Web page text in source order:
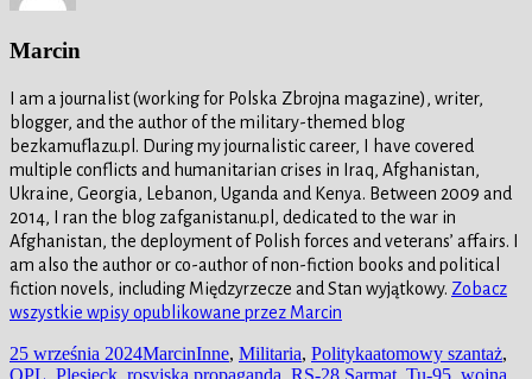
Marcin
I am a journalist (working for Polska Zbrojna magazine), writer,
blogger, and the author of the military-themed blog
bezkamuflazu.pl. During my journalistic career, I have covered
multiple conflicts and humanitarian crises in Iraq, Afghanistan,
Ukraine, Georgia, Lebanon, Uganda and Kenya. Between 2009 and
2014, I ran the blog zafganistanu.pl, dedicated to the war in
Afghanistan, the deployment of Polish forces and veterans’ affairs. I
am also the author or co-author of non-fiction books and political
fiction novels, including Międzyrzecze and Stan wyjątkowy. Zobacz
wszystkie wpisy opublikowane przez Marcin
Data
publikacji
25 września 2024Autor
MarcinKategorie
Inne, Militaria, PolitykaTagi
atomowy szantaż,
OPL Plesieck rosyjska propaganda RS-28 Sarmat Tu-95 wojna